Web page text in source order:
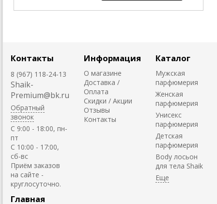
Контакты
8 (967) 118-24-13
Shaik-
Premium@bk.ru
Обратный
звонок
C 9:00 - 18:00, пн-
пт
С 10:00 - 17:00,
сб-вс
Приём заказов
на сайте -
круглосуточно.
Информация
О магазине
Доставка /
Оплата
Скидки / Акции
Отзывы
Контакты
Каталог
Мужская
парфюмерия
Женская
парфюмерия
Унисекс
парфюмерия
Детская
парфюмерия
Body лосьон
для тела Shaik
Главная